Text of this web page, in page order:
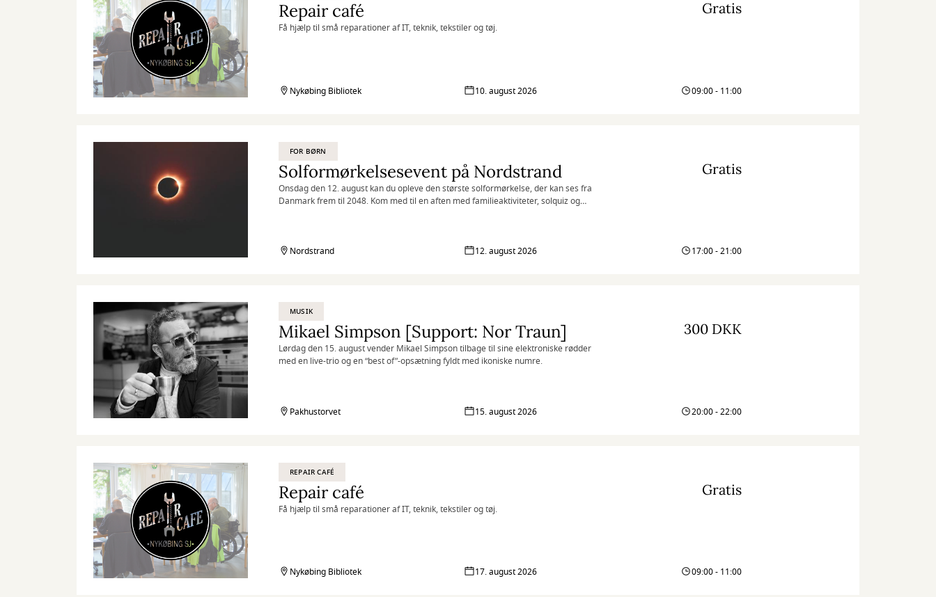
Repair café
Få hjælp til små reparationer af IT, teknik, tekstiler og tøj.
Gratis
Nykøbing Bibliotek 10. august 2026 09:00 - 11:00
FOR BØRN
Solformørkelsesevent på Nordstrand
Onsdag den 12. august kan du opleve den største solformørkelse, der kan ses fra
Danmark frem til 2048. Kom med til en aften med familieaktiviteter, solquiz og
Gratis
Nordstrand 12. august 2026 17:00 - 21:00
MUSIK
Mikael Simpson [Support: Nor Traun]
Lørdag den 15. august vender Mikael Simpson tilbage til sine elektroniske rødder
med en live-trio og en “best of”-opsætning fyldt med ikoniske numre.
300 DKK
Pakhustorvet 15. august 2026 20:00 - 22:00
REPAIR CAFÉ
Repair café
Få hjælp til små reparationer af IT, teknik, tekstiler og tøj.
Gratis
Nykøbing Bibliotek 17. august 2026 09:00 - 11:00